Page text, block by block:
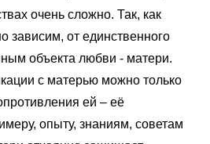
очень сложно. Так, как
зависим, от единственного
объекта любви - матери.
с матерью можно только
ей – её
опыту, знаниям, советам